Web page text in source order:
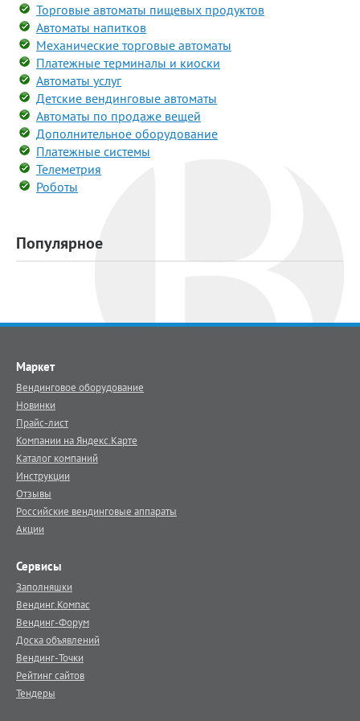
Торговые автоматы пищевых продуктов
Автоматы напитков
Механические торговые автоматы
Платежные терминалы и киоски
Автоматы услуг
Детские вендинговые автоматы
Автоматы по продаже вещей
Дополнительное оборудование
Платежные системы
Телеметрия
Роботы
Популярное
Маркет
Вендинговое оборудование
Новинки
Прайс-лист
Компании на Яндекс.Карте
Каталог компаний
Инструкции
Отзывы
Российские вендинговые аппараты
Акции
Сервисы
Заполняшки
Вендинг.Компас
Вендинг-Форум
Доска объявлений
Вендинг-Точки
Рейтинг сайтов
Тендеры